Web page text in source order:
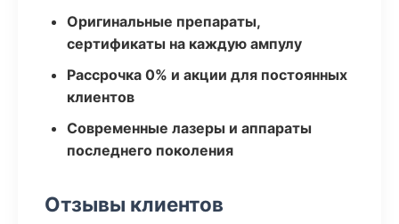
Оригинальные препараты,
сертификаты на каждую ампулу
Рассрочка 0% и акции для постоянных
клиентов
Современные лазеры и аппараты
последнего поколения
Отзывы клиентов